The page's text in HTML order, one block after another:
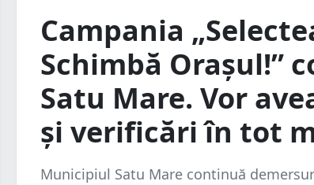
Campania
Schimbă Orașul!”
Satu Mare. Vor
și verificări în tot
Municipiul Satu Mare continuă